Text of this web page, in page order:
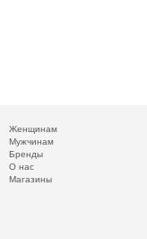
Женщинам
Мужчинам
Бренды
О нас
Магазины